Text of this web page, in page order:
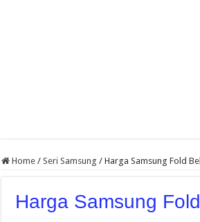
Home / Seri Samsung / Harga Samsung Fold
Harga Samsung